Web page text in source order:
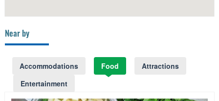
Near by
Accommodations Food
Attractions
Entertainment